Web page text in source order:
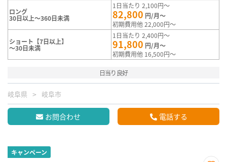
ロング
30日以上～360日未満
1日当たり 2,100円～
82,800 円/月～
初期費用他 22,000円～
ショート【7日以上】
～30日未満
1日当たり 2,400円～
91,800 円/月～
初期費用他 16,500円～
日当り良好
岐阜県 岐阜市
お問合わせ 電話する
キャンペーン